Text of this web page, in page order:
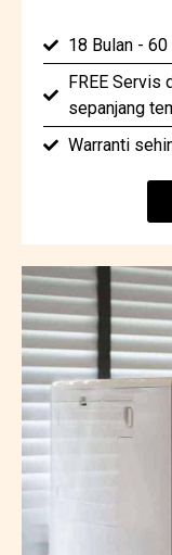
18 Bulan - 60
FREE Servis
sepanjang
Warranti